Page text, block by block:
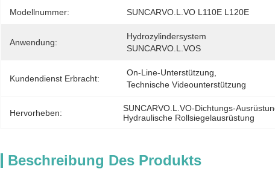
Modellnummer: SUNCARVO.L.VO L110E L120E
Anwendung:
Hydrozylindersystem
SUNCARVO.L.VOS
Kundendienst Erbracht:
On-Line-Unterstützung,
Technische Videounterstützung
Hervorheben: SUNCARVO.L.VO-Dichtungs-
Hydraulische Rollsiegelausrüstung
Beschreibung Des Produkts